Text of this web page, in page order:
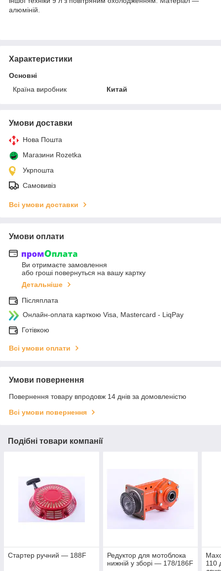
алюміній.
Характеристики
Основні
Країна виробник
Китай
Умови доставки
Нова Пошта
Магазини Rozetka
Укрпошта
Самовивіз
Всі умови доставки
Умови оплати
Ви отримаєте замовлення
або гроші повернуться на вашу картку
Детальніше
Післяплата
Онлайн-оплата карткою Visa, Mastercard - LiqPay
Готівкою
Всі умови оплати
Умови повернення
Повернення товару впродовж 14 днів за домовленістю
Всі умови повернення
Подібні товари компанії
Стартер ручний — 188F
Редуктор для мотоблока
нижній у зборі — 178/186F
110